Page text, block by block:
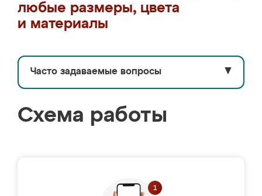
любые размеры, цвета
и материалы
Часто задаваемые вопросы ▼
Схема работы